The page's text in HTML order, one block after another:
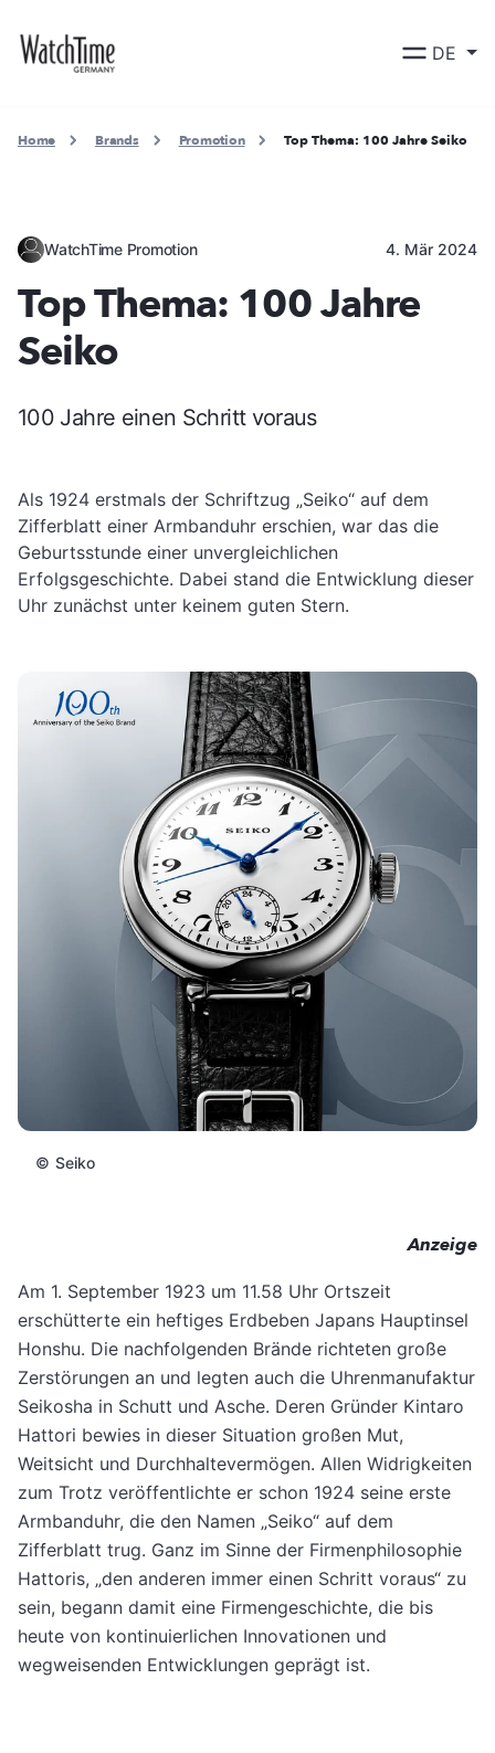
DE
Home Brands Promotion Top Thema: 100 Jahre Seiko
WatchTime Promotion 4. Mär 2024
Top Thema: 100 Jahre
Seiko
100 Jahre einen Schritt voraus
Als 1924 erstmals der Schriftzug „Seiko“ auf dem
Zifferblatt einer Armbanduhr erschien, war das die
Geburtsstunde einer unvergleichlichen
Erfolgsgeschichte. Dabei stand die Entwicklung dieser
Uhr zunächst unter keinem guten Stern.
© Seiko
Anzeige
Am 1. September 1923 um 11.58 Uhr Ortszeit
erschütterte ein heftiges Erdbeben Japans Hauptinsel
Honshu. Die nachfolgenden Brände richteten große
Zerstörungen an und legten auch die Uhrenmanufaktur
Seikosha in Schutt und Asche. Deren Gründer Kintaro
Hattori bewies in dieser Situation großen Mut,
Weitsicht und Durchhaltevermögen. Allen Widrigkeiten
zum Trotz veröffentlichte er schon 1924 seine erste
Armbanduhr, die den Namen „Seiko“ auf dem
Zifferblatt trug. Ganz im Sinne der Firmenphilosophie
Hattoris, „den anderen immer einen Schritt voraus“ zu
sein, begann damit eine Firmengeschichte, die bis
heute von kontinuierlichen Innovationen und
wegweisenden Entwicklungen geprägt ist.